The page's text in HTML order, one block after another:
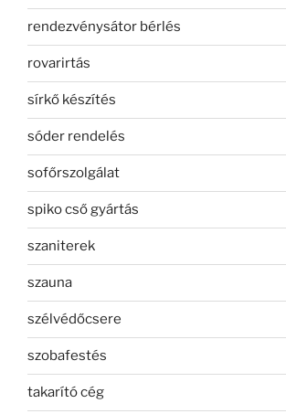
rendezvénysátor bérlés
rovarirtás
sírkő készítés
sóder rendelés
sofőrszolgálat
spiko cső gyártás
szaniterek
szauna
szélvédőcsere
szobafestés
takarító cég